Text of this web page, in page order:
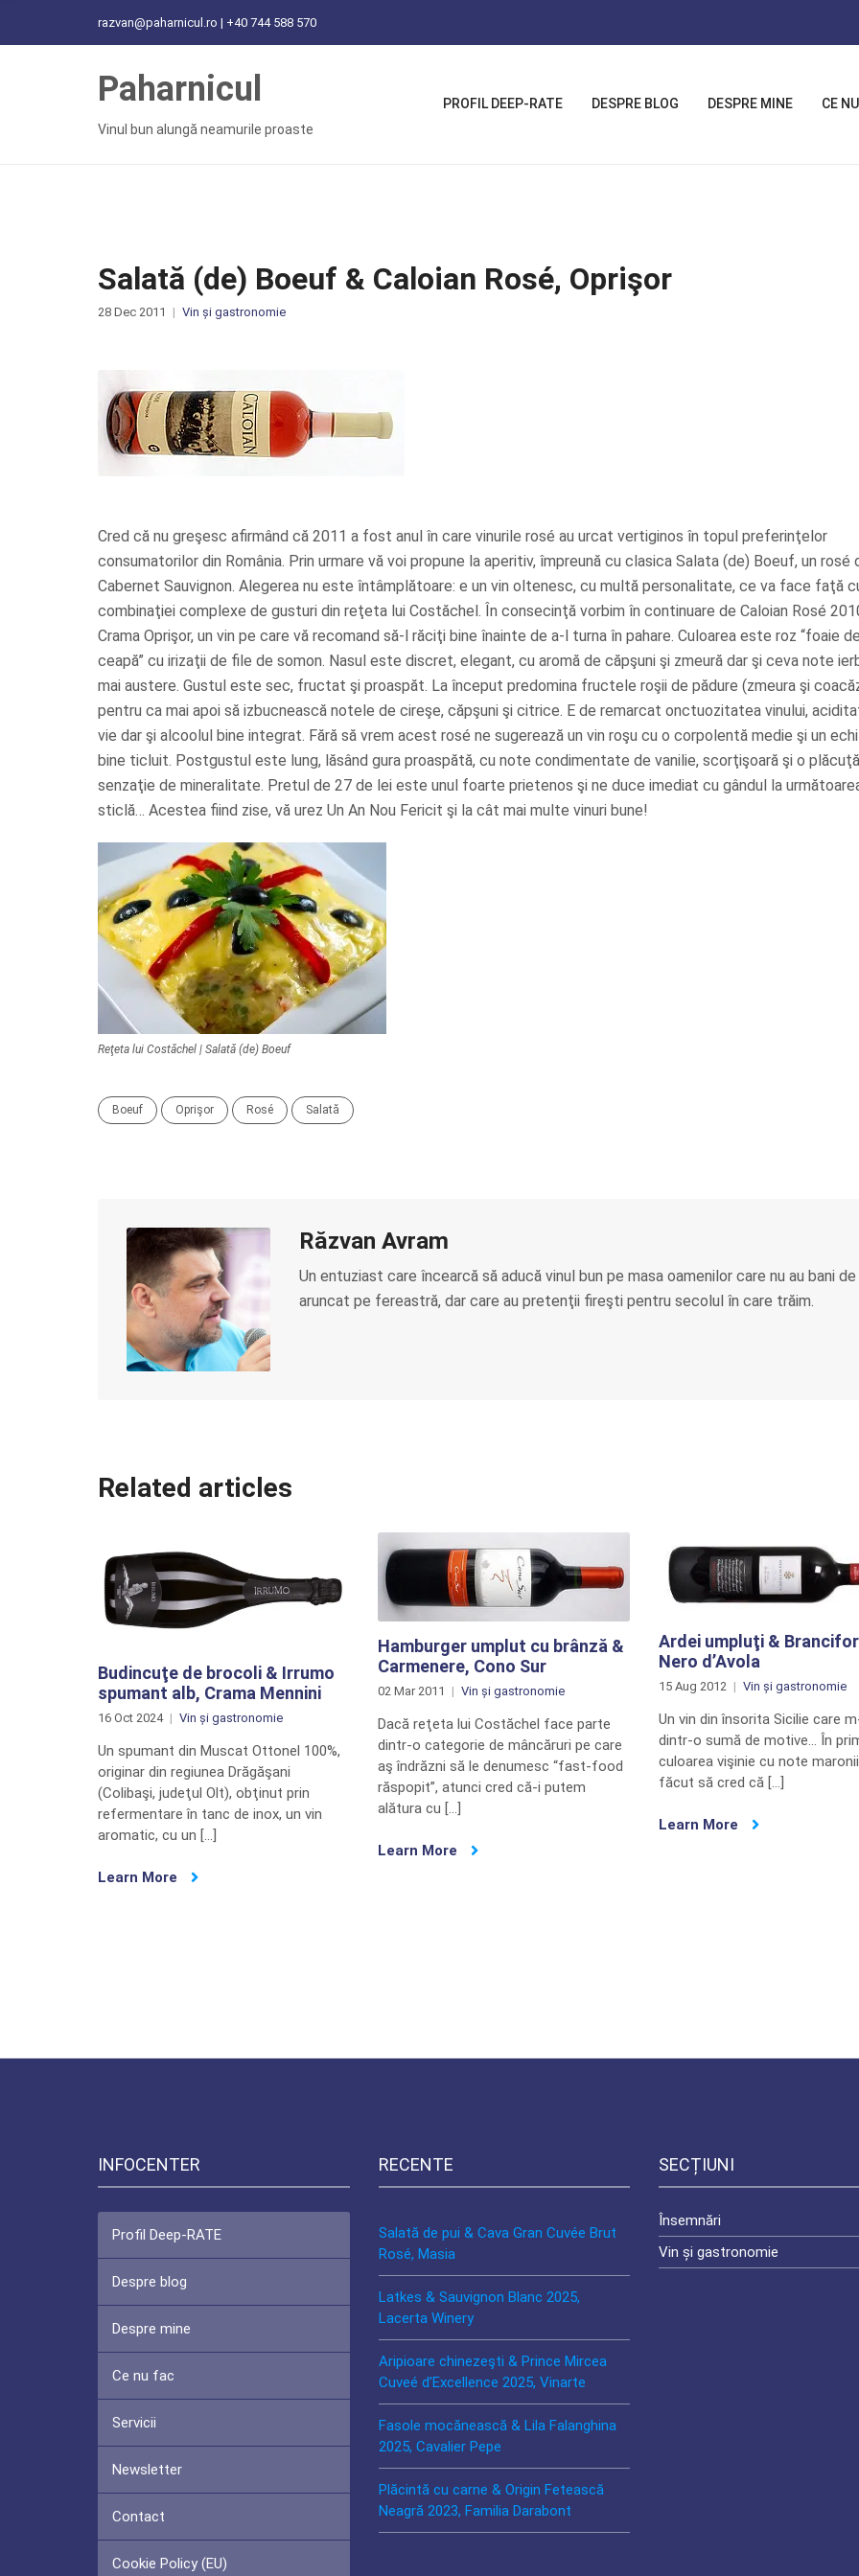
razvan@paharnicul.ro | +40 744 588 570
Paharnicul
Vinul bun alungă neamurile proaste
PROFIL DEEP-RATE DESPRE BLOG DESPRE MINE CE
Salată (de) Boeuf & Caloian Rosé, Oprişor
28 Dec 2011 Vin și gastronomie
Cred că nu greşesc afirmând că 2011 a fost anul în care vinurile rosé au urcat vertiginos în topul preferinţelor
consumatorilor din România. Prin urmare vă voi propune la aperitiv, împreună cu clasica Salata (de) Boeuf, un rosé
Cabernet Sauvignon. Alegerea nu este întâmplătoare: e un vin oltenesc, cu multă personalitate, ce va face faţă
combinaţiei complexe de gusturi din reţeta lui Costăchel. În consecinţă vorbim în continuare de Caloian Rosé
Crama Oprişor, un vin pe care vă recomand să-l răciţi bine înainte de a-l turna în pahare. Culoarea este roz “foaie
ceapă” cu irizaţii de file de somon. Nasul este discret, elegant, cu aromă de căpşuni şi zmeură dar şi ceva note
mai austere. Gustul este sec, fructat şi proaspăt. La început predomina fructele roşii de pădure (zmeura şi
pentru ca mai apoi să izbucnească notele de cireşe, căpşuni şi citrice. E de remarcat onctuozitatea vinului,
vie dar şi alcoolul bine integrat. Fără să vrem acest rosé ne sugerează un vin roşu cu o corpolentă medie şi un
bine ticluit. Postgustul este lung, lăsând gura proaspătă, cu note condimentate de vanilie, scorţişoară şi o plăcuţă
senzaţie de mineralitate. Pretul de 27 de lei este unul foarte prietenos şi ne duce imediat cu gândul la
sticlă… Acestea fiind zise, vă urez Un An Nou Fericit şi la cât mai multe vinuri bune!
Reţeta lui Costăchel | Salată (de) Boeuf
Boeuf Oprişor Rosé Salată
Răzvan Avram
Un entuziast care încearcă să aducă vinul bun pe masa oamenilor care nu au bani de
aruncat pe fereastră, dar care au pretenţii fireşti pentru secolul în care trăim.
Related articles
Budincuţe de brocoli & Irrumo
spumant alb, Crama Mennini
16 Oct 2024 Vin și gastronomie
Un spumant din Muscat Ottonel 100%,
originar din regiunea Drăgăşani
(Colibaşi, judeţul Olt), obţinut prin
refermentare în tanc de inox, un vin
aromatic, cu un […]
Learn More
Hamburger umplut cu brânză &
Carmenere, Cono Sur
02 Mar 2011 Vin și gastronomie
Dacă reţeta lui Costăchel face parte
dintr-o categorie de mâncăruri pe care
aş îndrăzni să le denumesc “fast-food
răspopit”, atunci cred că-i putem
alătura cu […]
Learn More
Ardei umpluţi &
Nero d’Avola
15 Aug 2012 Vin și gastronomie
Un vin din însorita Sicilie care
dintr-o sumă de motive… În
culoarea vişinie cu note
făcut să cred că […]
Learn More
INFOCENTER
Profil Deep-RATE
Despre blog
Despre mine
Ce nu fac
Servicii
Newsletter
Contact
Cookie Policy (EU)
RECENTE
Salată de pui & Cava Gran Cuvée Brut
Rosé, Masia
Latkes & Sauvignon Blanc 2025,
Lacerta Winery
Aripioare chinezeşti & Prince Mircea
Cuveé d’Excellence 2025, Vinarte
Fasole mocănească & Lila Falanghina
2025, Cavalier Pepe
Plăcintă cu carne & Origin Fetească
Neagră 2023, Familia Darabont
SECȚIUNI
Însemnări
Vin și gastronomie